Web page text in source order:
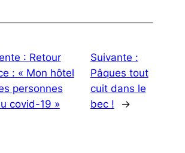
: Retour
: « Mon hôtel
personnes
covid-19 »
Suivante :
Pâques tout
cuit dans le
bec !
→